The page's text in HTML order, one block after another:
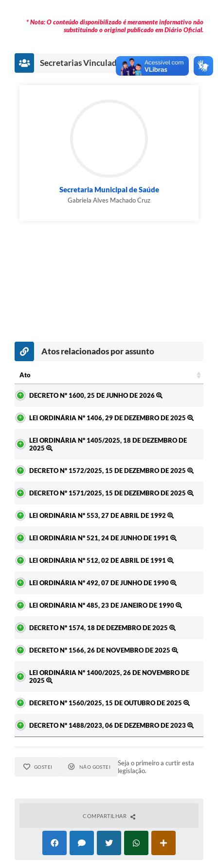
* Nota: O conteúdo disponibilizado é meramente informativo não
substituindo o original publicado em Diário Oficial.
Secretarias Vinculadas
Secretaria Municipal de Saúde
Gabriela Alves Machado Cruz
Atos relacionados por assunto
Ato
DECRETO Nº 1600, 25 DE JUNHO DE 2026
LEI ORDINÁRIA Nº 1406, 29 DE DEZEMBRO DE 2025
LEI ORDINÁRIA Nº 1405/2025, 18 DE DEZEMBRO DE
2025
DECRETO Nº 1572/2025, 15 DE DEZEMBRO DE 2025
DECRETO Nº 1571/2025, 15 DE DEZEMBRO DE 2025
LEI ORDINÁRIA Nº 553, 27 DE ABRIL DE 1992
LEI ORDINÁRIA Nº 521, 24 DE JUNHO DE 1991
LEI ORDINÁRIA Nº 512, 02 DE ABRIL DE 1991
LEI ORDINÁRIA Nº 492, 07 DE JUNHO DE 1990
LEI ORDINÁRIA Nº 485, 23 DE JANEIRO DE 1990
DECRETO Nº 1574, 18 DE DEZEMBRO DE 2025
DECRETO Nº 1566, 26 DE NOVEMBRO DE 2025
LEI ORDINÁRIA Nº 1400/2025, 26 DE NOVEMBRO DE
2025
DECRETO Nº 1560/2025, 15 DE OUTUBRO DE 2025
DECRETO Nº 1488/2023, 06 DE DEZEMBRO DE 2023
GOSTEI NÃO GOSTEI
Seja o primeiro a curtir esta
legislação.
COMPARTILHAR